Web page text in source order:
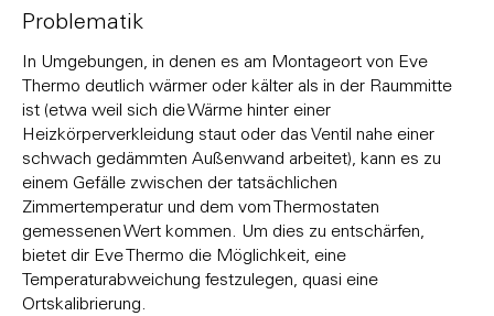
Problematik
In Umgebungen, in denen es am Montageort von Eve
Thermo deutlich wärmer oder kälter als in der Raummitte
ist (etwa weil sich die Wärme hinter einer
Heizkörperverkleidung staut oder das Ventil nahe einer
schwach gedämmten Außenwand arbeitet), kann es zu
einem Gefälle zwischen der tatsächlichen
Zimmertemperatur und dem vom Thermostaten
gemessenen Wert kommen. Um dies zu entschärfen,
bietet dir Eve Thermo die Möglichkeit, eine
Temperaturabweichung festzulegen, quasi eine
Ortskalibrierung.